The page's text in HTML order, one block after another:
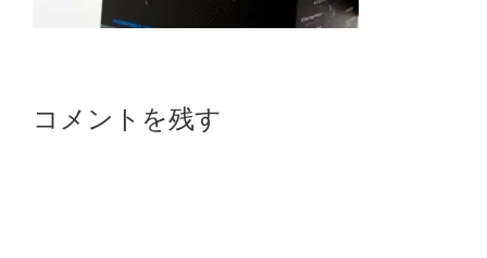
Reader
コメントを残す